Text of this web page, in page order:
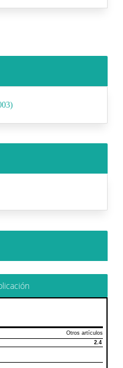
Otros artículos
2.4